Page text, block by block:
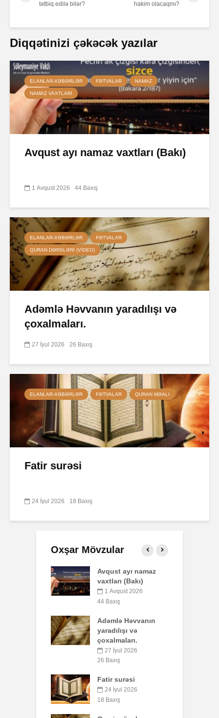
tətbiq edilə bilər?
hakim olacaqmı?
Diqqətinizi çəkəcək yazılar
ELANLAR-XƏBƏRLƏR FƏTVALAR NAMAZ
NAMAZ VAXTLARI
Avqust ayı namaz vaxtları (Bakı)
1 Avqust 2026 44 Baxış
ELANLAR-XƏBƏRLƏR FƏTVALAR
QURAN DƏRSLƏRI (VIDEO)
Adəmlə Həvvanın yaradılışı və
çoxalmaları.
27 İyul 2026 26 Baxış
ELANLAR-XƏBƏRLƏR FƏTVALAR QURAN MƏALI
Fatir surəsi
24 İyul 2026 18 Baxış
Oxşar Mövzular
Səba surəsi
10 İyul 2026
40 Baxış
7 İyul 2026 51 Baxış
AŞURA BARƏDƏ
26 İyun 2026
Əhzab surəsi
26 İyun 2026